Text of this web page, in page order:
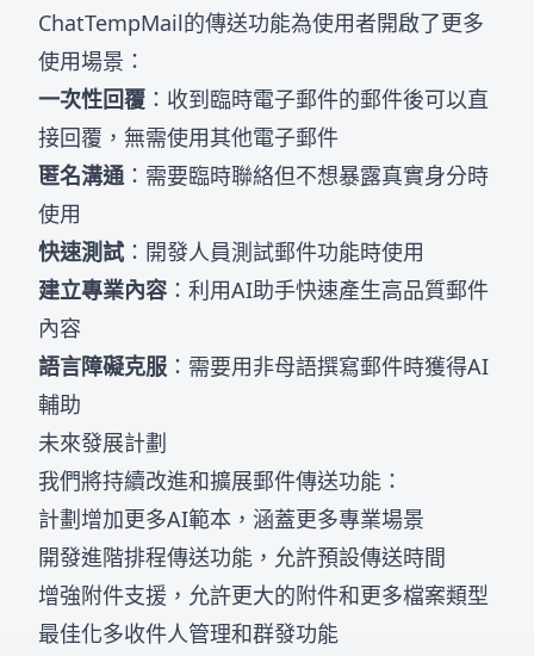
ChatTempMail的傳送功能為使用者開啟了更多
使用場景：
一次性回覆 ：收到臨時電子郵件的郵件後可以直
接回覆，無需使用其他電子郵件
匿名溝通：需要臨時聯絡但不想暴露真實身分時
使用
快速測試 ：開發人員測試郵件功能時使用
建立專業內容 ：利用AI助手快速產生高品質郵件
內容
語言障礙克服 ：需要用非母語撰寫郵件時獲得AI
輔助
未來發展計劃
我們將持續改進和擴展郵件傳送功能：
計劃增加更多AI範本，涵蓋更多專業場景
開發進階排程傳送功能，允許預設傳送時間
增強附件支援，允許更大的附件和更多檔案類型
最佳化多收件人管理和群發功能